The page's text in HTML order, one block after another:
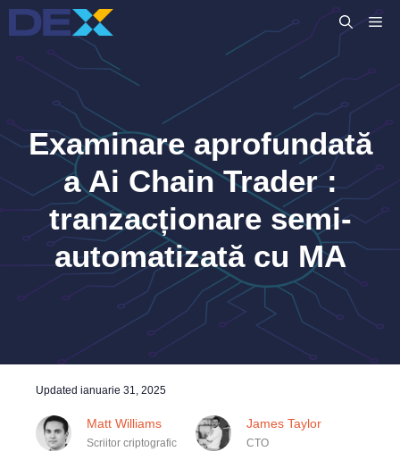
Sari
la
conținut
Examinare aprofundată
a Ai Chain Trader :
tranzacționare semi-
automatizată cu MA
Updated ianuarie 31, 2025
Matt Williams
Scriitor criptografic
James Taylor
CTO